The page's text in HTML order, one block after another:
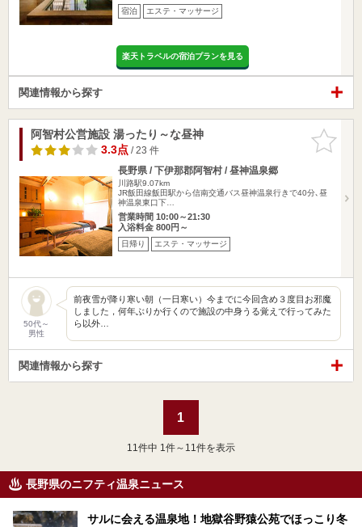
宿泊 エステ・マッサージ
楽天トラベルの宿泊プランを見る
関連情報から探す
お気に入
りに追加
阿智村公営施設 湯ったり～な昼神
3.3点/ 23 件
長野県 / 下伊那郡阿智村 / 昼神温泉郷
川路駅9.07km
JR飯田線飯田駅から信南交通バス昼神温泉行きで40分､昼
神温泉東口下…
営業時間 10:00～21:30
入浴料金 800円～
日帰り エステ・マッサージ
50代～
男性
前夜雪が降り寒い朝（一日寒い）今までに今回含め３度目お邪魔
しました，何年ぶりか行くので施設の中身うる覚えで行ってみた
ら以外…
関連情報から探す
1
11 件中 1件～11件を表示
長野県のニフティ温泉ニュース
サルに会える温泉地！地獄谷野猿公苑でほっこり冬